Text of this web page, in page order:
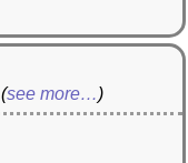
(see more…)